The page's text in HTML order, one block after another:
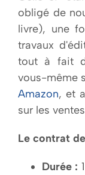
obligé de
livre), une
travaux
tout à fait
vous-même
Amazon, et
sur les
Le contrat
Durée :